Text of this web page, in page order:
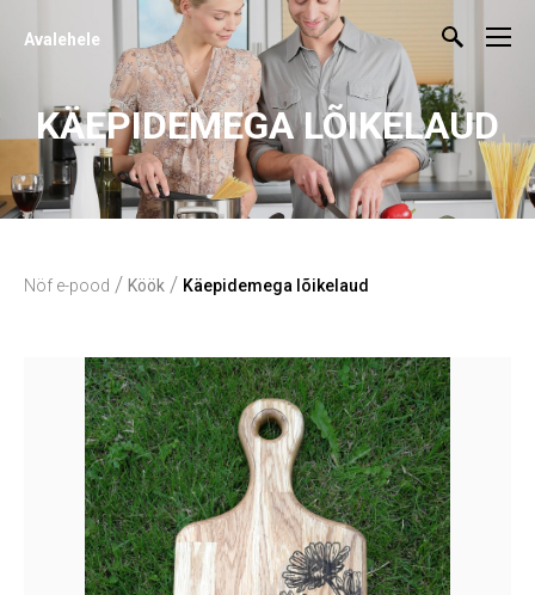
Avalehele
KÄEPIDEMEGA LÕIKELAUD
Nöf e-pood / Köök / Käepidemega lõikelaud